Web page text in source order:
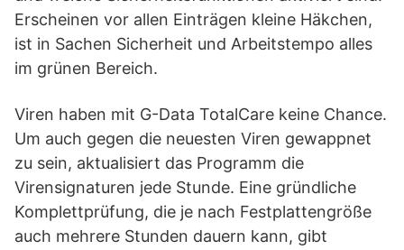
Erscheinen vor allen Einträgen kleine Häkchen,
ist in Sachen Sicherheit und Arbeitstempo alles
im grünen Bereich.
Viren haben mit G-Data TotalCare keine Chance.
Um auch gegen die neuesten Viren gewappnet
zu sein, aktualisiert das Programm die
Virensignaturen jede Stunde. Eine gründliche
Komplettprüfung, die je nach Festplattengröße
auch mehrere Stunden dauern kann, gibt